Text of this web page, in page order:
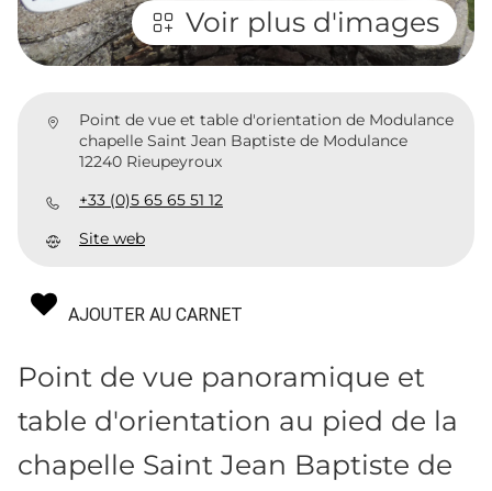
Voir plus d'images
Point de vue et table d'orientation de Modulance
chapelle Saint Jean Baptiste de Modulance
12240 Rieupeyroux
+33 (0)5 65 65 51 12
Site web
AJOUTER AU CARNET
Point de vue panoramique et
table d'orientation au pied de la
chapelle Saint Jean Baptiste de